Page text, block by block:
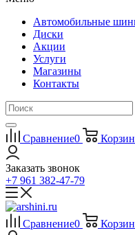
Автомобильные
Диски
Акции
Услуги
Магазины
Контакты
Сравнение0
Заказать звонок
+7 961 382-47-79
Сравнение0